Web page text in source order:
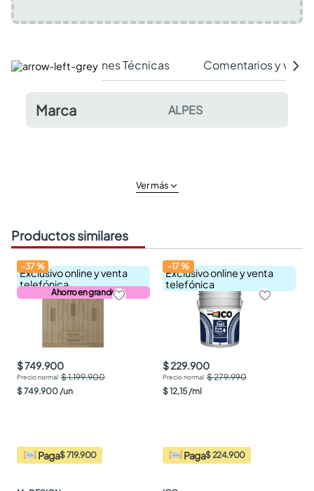
Especificaciones Técnicas Comentarios y
Marca ALPES
Ver más
Productos similares
Exclusivo online y venta
telefónica
Ahorro en grande
-37%
$ 749.900
$ 1.199.900
$749.900 /un
Paga$ 719.900
Exclusivo online y venta
telefónica
-17%
$ 229.900
$ 279.990
$12,15 /ml
Paga$ 224.900